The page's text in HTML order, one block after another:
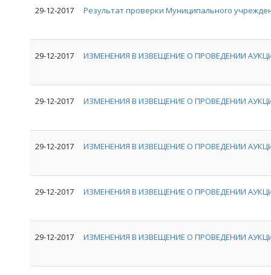
29-12-2017 Результат проверки Муниципального
29-12-2017 ИЗМЕНЕНИЯ В ИЗВЕЩЕНИЕ О ПРОВЕДЕНИИ
29-12-2017 ИЗМЕНЕНИЯ В ИЗВЕЩЕНИЕ О ПРОВЕДЕНИИ
29-12-2017 ИЗМЕНЕНИЯ В ИЗВЕЩЕНИЕ О ПРОВЕДЕНИИ
29-12-2017 ИЗМЕНЕНИЯ В ИЗВЕЩЕНИЕ О ПРОВЕДЕНИИ
29-12-2017 ИЗМЕНЕНИЯ В ИЗВЕЩЕНИЕ О ПРОВЕДЕНИИ